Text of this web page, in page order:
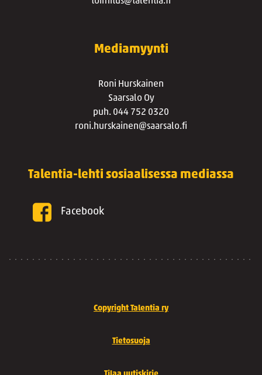
Mediamyynti
Roni Hurskainen
Saarsalo Oy
puh. 044 752 0320
roni.hurskainen@saarsalo.fi
Talentia-lehti sosiaalisessa mediassa
Facebook
Copyright Talentia ry
Tietosuoja